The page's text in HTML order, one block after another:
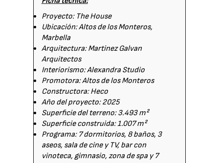
Proyecto: The House
Ubicación: Altos de los Monteros,
Marbella
Arquitectura: Martinez Galvan
Arquitectos
Interiorismo: Alexandra Studio
Promotora: Altos de los Monteros
Constructora: Heco
Año del proyecto: 2025
Superficie del terreno: 3.493 m²
Superficie construida: 1.007 m²
Programa: 7 dormitorios, 8 baños, 3
aseos, sala de cine y TV, bar con
vinoteca, gimnasio, zona de spa y 7